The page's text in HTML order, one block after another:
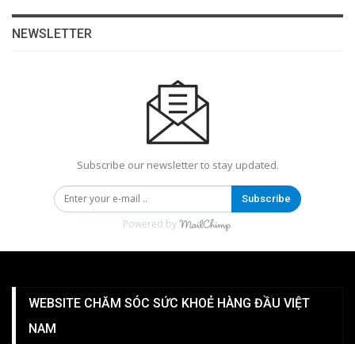
NEWSLETTER
Subscribe our newsletter to stay updated.
Subscribe
Powered by
WEBSITE CHĂM SÓC SỨC KHOẺ HÀNG ĐẦU VIỆT
NAM